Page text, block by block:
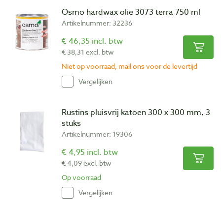
Osmo hardwax olie 3073 terra 750 ml
Artikelnummer: 32236
€ 46,35 incl. btw
€ 38,31 excl. btw
Niet op voorraad, mail ons voor de levertijd
Vergelijken
Rustins pluisvrij katoen 300 x 300 mm, 3
stuks
Artikelnummer: 19306
€ 4,95 incl. btw
€ 4,09 excl. btw
Op voorraad
Vergelijken